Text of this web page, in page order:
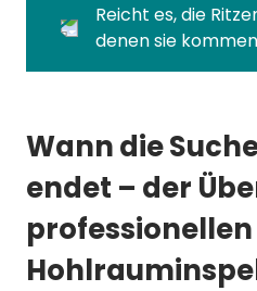
Reicht es, die
denen sie
Wann die
endet – der
professionellen